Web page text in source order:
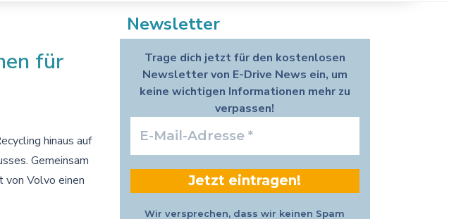
für
hinaus auf
Gemeinsam
von Volvo einen
Newsletter
Trage dich jetzt für den kostenlosen
Newsletter von E-Drive News ein, um
keine wichtigen Informationen mehr zu
verpassen!
Mail-
Adresse
*
Wir versprechen, dass wir keinen Spam